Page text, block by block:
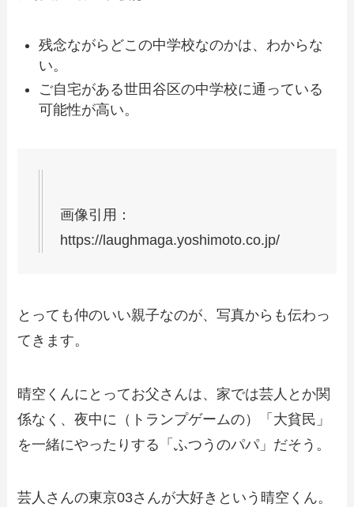
残念ながらどこの中学校なのかは、わからな
い。
ご自宅がある世田谷区の中学校に通っている
可能性が高い。
画像引用：
https://laughmaga.yoshimoto.co.jp/
とっても仲のいい親子なのが、写真からも伝わっ
てきます。
晴空くんにとってお父さんは、家では芸人とか関
係なく、夜中に（トランプゲームの）「大貧民」
を一緒にやったりする「ふつうのパパ」だそう。
芸人さんの東京03さんが大好きという晴空くん。